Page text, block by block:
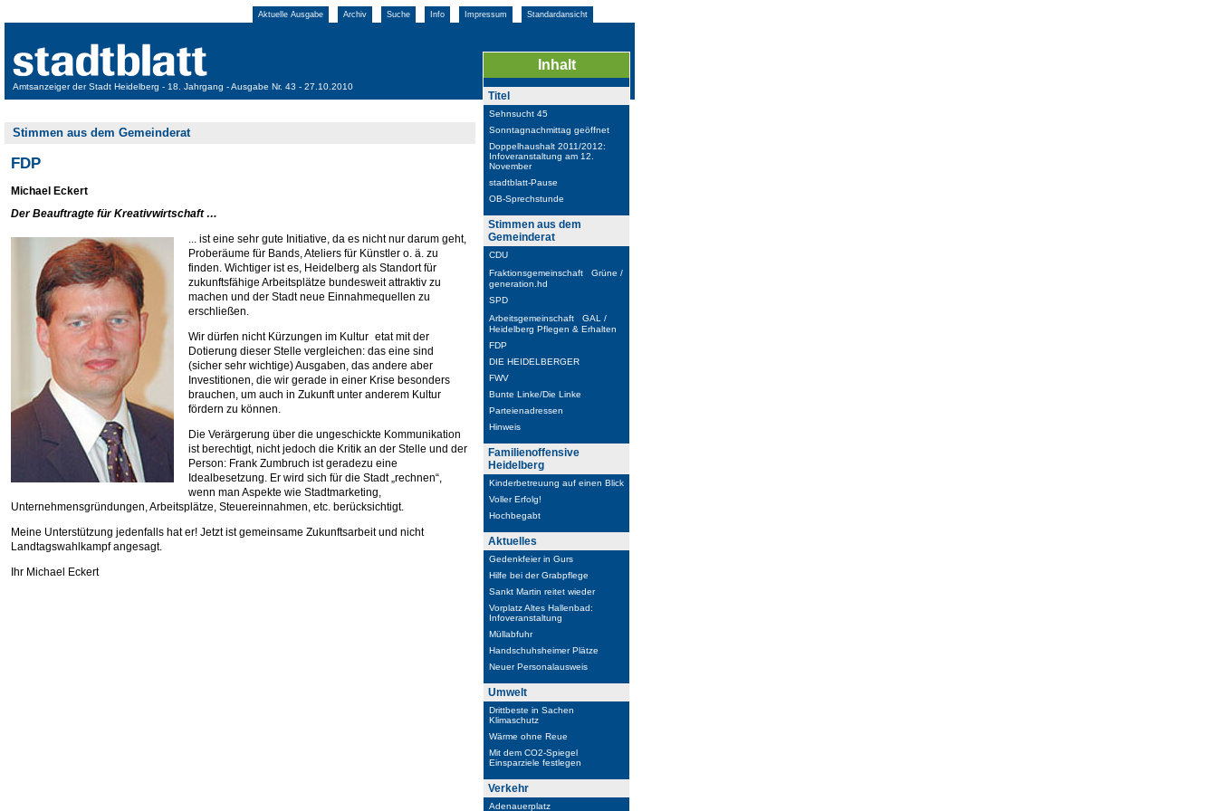
Aktuelle Ausgabe Archiv Suche Info Impressum Standardansicht
Amtsanzeiger der Stadt Heidelberg - 18. Jahrgang - Ausgabe Nr. 43 - 27.10.2010
Stimmen aus dem Gemeinderat
FDP
Michael Eckert
Der Beauftragte für Kreativwirtschaft …
... ist eine sehr gute Initiative, da es nicht nur darum geht,
Proberäume für Bands, Ateliers für Künstler o. ä. zu
finden. Wichtiger ist es, Heidelberg als Standort für
zukunftsfähige Arbeitsplätze bundesweit attraktiv zu
machen und der Stadt neue Einnahmequellen zu
erschließen.
Wir dürfen nicht Kürzungen im Kultur etat mit der
Dotierung dieser Stelle vergleichen: das eine sind
(sicher sehr wichtige) Ausgaben, das andere aber
Investitionen, die wir gerade in einer Krise besonders
brauchen, um auch in Zukunft unter anderem Kultur
fördern zu können.
Die Verärgerung über die ungeschickte Kommunikation
ist berechtigt, nicht jedoch die Kritik an der Stelle und der
Person: Frank Zumbruch ist geradezu eine
Idealbesetzung. Er wird sich für die Stadt „rechnen“,
wenn man Aspekte wie Stadtmarketing,
Unternehmensgründungen, Arbeitsplätze, Steuereinnahmen, etc. berücksichtigt.
Meine Unterstützung jedenfalls hat er! Jetzt ist gemeinsame Zukunftsarbeit und nicht
Landtagswahlkampf angesagt.
Ihr Michael Eckert
Inhalt
Titel
Sehnsucht 45
Sonntagnachmittag geöffnet
Doppelhaushalt 2011/2012:
Infoveranstaltung am 12.
November
stadtblatt-Pause
OB-Sprechstunde
Stimmen aus dem
Gemeinderat
CDU
Fraktionsgemeinschaft Grüne /
generation.hd
SPD
Arbeitsgemeinschaft GAL /
Heidelberg Pflegen & Erhalten
FDP
DIE HEIDELBERGER
FWV
Bunte Linke/Die Linke
Parteienadressen
Hinweis
Familienoffensive
Heidelberg
Kinderbetreuung auf einen Blick
Voller Erfolg!
Hochbegabt
Aktuelles
Gedenkfeier in Gurs
Hilfe bei der Grabpflege
Sankt Martin reitet wieder
Vorplatz Altes Hallenbad:
Infoveranstaltung
Müllabfuhr
Handschuhsheimer Plätze
Neuer Personalausweis
Umwelt
Drittbeste in Sachen
Klimaschutz
Wärme ohne Reue
Mit dem CO2-Spiegel
Einsparziele festlegen
Verkehr
Adenauerplatz